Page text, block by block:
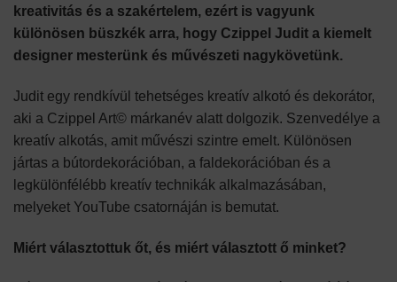
kreativitás és a szakértelem, ezért is vagyunk
különösen büszkék arra, hogy Czippel Judit a kiemelt
designer mesterünk és művészeti nagykövetünk.
Judit egy rendkívül tehetséges kreatív alkotó és dekorátor,
aki a Czippel Art© márkanév alatt dolgozik. Szenvedélye a
kreatív alkotás, amit művészi szintre emelt. Különösen
jártas a bútordekorációban, a faldekorációban és a
legkülönfélébb kreatív technikák alkalmazásában,
melyeket YouTube csatornáján is bemutat.
Miért választottuk őt, és miért választott ő minket?